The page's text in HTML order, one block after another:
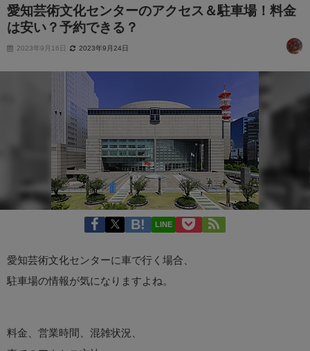
愛知芸術文化センターのアクセス＆駐車場！料金
は安い？予約できる？
2023年9月16日 2023年9月24日
LINE
愛知芸術文化センターに車で行く場合、
駐車場の情報が気になりますよね。
料金、営業時間、混雑状況、